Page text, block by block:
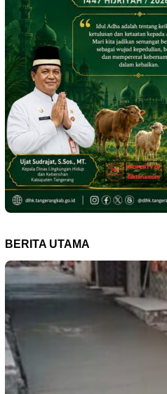
BERITA UTAMA